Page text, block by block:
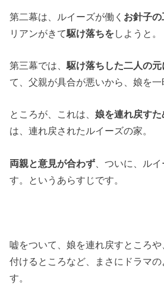
第二幕は、ルイーズが働く お針子
リアンがきて駆け落ちを しようと。
第三幕では、駆け落ちした二人の
て、父親が具合が悪いから、娘を一
ところが、これは、娘を連れ戻すた
は、連れ戻されたルイーズの家。
両親と意見が合わず 、ついに、ル
す。というあらすじです。
嘘をついて、娘を連れ戻すところや
付けるところなど、まさにドラマ
す。